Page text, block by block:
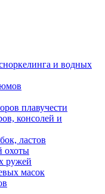
и водных
плавучести
консолей и
ластов
охоты
ружей
масок